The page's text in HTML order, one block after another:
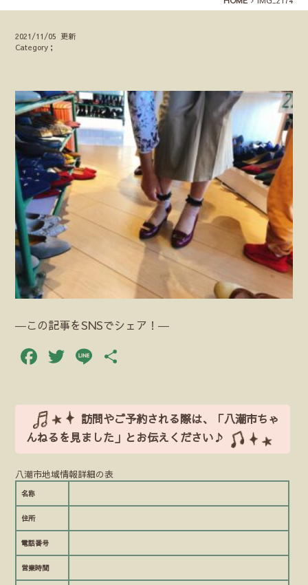
2021/11/05 更新
Category；
―この記事をSNSでシェア！―
Facebook
Twitter
Line
訪問やご予約される際は、「八潮市ちゃ
んねるを見ました」とお伝えください♪
八潮市地域情報詳細の表
名称
住所
電話番号
営業時間